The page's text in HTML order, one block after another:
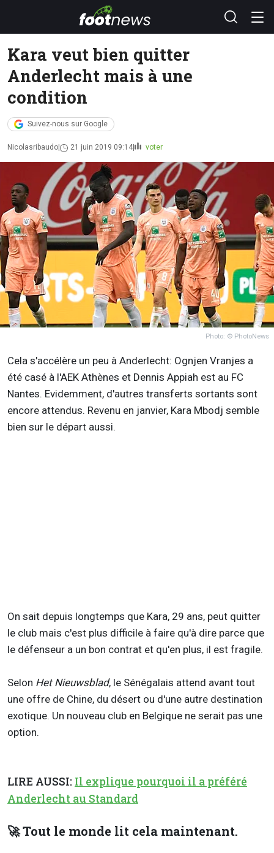
Kara veut bien quitter
Anderlecht mais à une
condition
Suivez-nous sur Google
Nicolasribaudo 21 juin 2019 09:14 voter
Photo: © PhotoNews
Cela s'accélère un peu à Anderlecht: Ognjen Vranjes a
été casé à l'AEK Athènes et Dennis Appiah est au FC
Nantes. Evidemment, d'autres transferts sortants sont
encore attendus. Revenu en janvier, Kara Mbodj semble
bien sur le départ aussi.
On sait depuis longtemps que Kara, 29 ans, peut quitter
le club mais c'est plus difficile à faire qu'à dire parce que
le défenseur a un bon contrat et qu'en plus, il est fragile.
Selon Het Nieuwsblad, le Sénégalais attend avant tout
une offre de Chine, du désert ou d'une autre destination
exotique. Un nouveau club en Belgique ne serait pas une
option.
LIRE AUSSI: Il explique pourquoi il a préféré
Anderlecht au Standard
🚀 Tout le monde lit cela maintenant.